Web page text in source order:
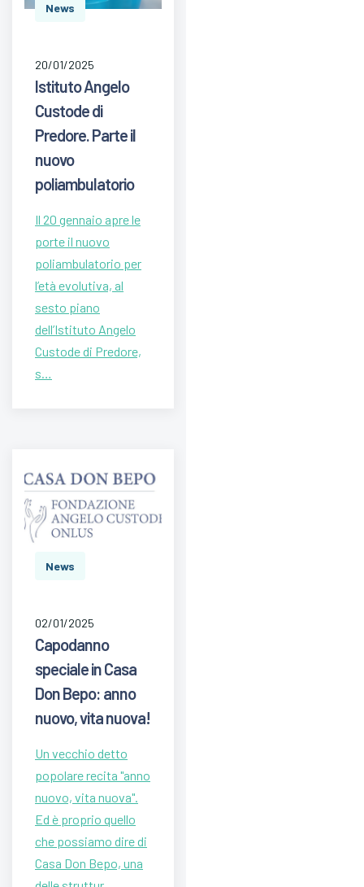
News
20/01/2025
Istituto Angelo
Custode di
Predore. Parte il
nuovo
poliambulatorio
Il 20 gennaio apre le
porte il nuovo
poliambulatorio per
l’età evolutiva, al
sesto piano
dell’Istituto Angelo
Custode di Predore,
s…
News
02/01/2025
Capodanno
speciale in Casa
Don Bepo: anno
nuovo, vita nuova!
Un vecchio detto
popolare recita "anno
nuovo, vita nuova".
Ed è proprio quello
che possiamo dire di
Casa Don Bepo, una